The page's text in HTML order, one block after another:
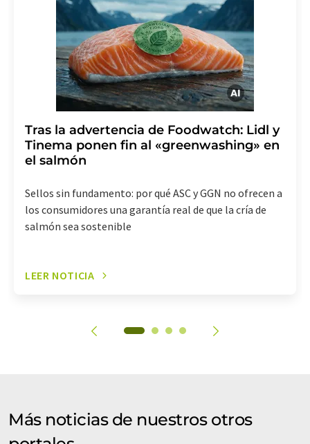
(Alemania) o por correo electrónico a
revoke@lumitos.com. Además, en cada correo
electrónico se incluye un enlace para anular la
suscripción al boletín informativo correspondiente.
Tras la advertencia de Foodwatch: Lidl y
Tinema ponen fin al «greenwashing» en
el salmón
Sellos sin fundamento: por qué ASC y GGN no ofrecen a
los consumidores una garantía real de que la cría de
salmón sea sostenible
LEER NOTICIA
Más noticias de nuestros otros